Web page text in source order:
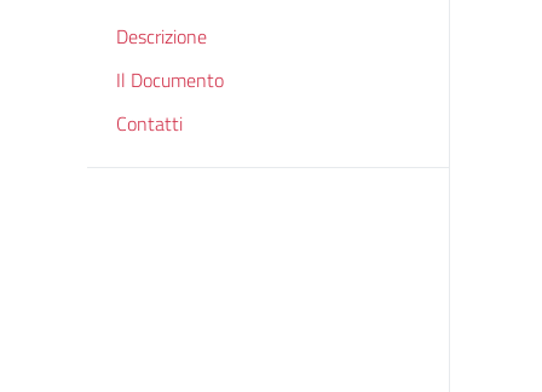
Descrizione
Il Documento
Contatti